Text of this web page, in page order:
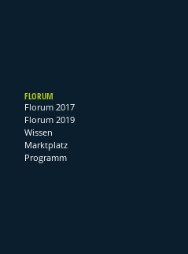
FLORUM
Florum 2017
Florum 2019
Wissen
Marktplatz
Programm